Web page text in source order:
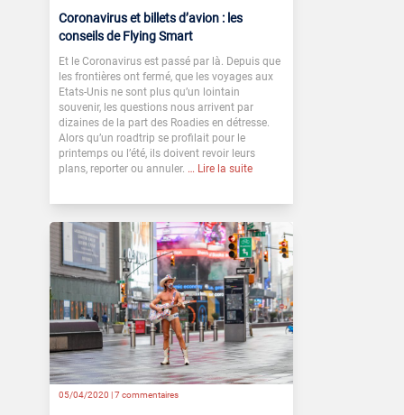
Coronavirus et billets d’avion : les
conseils de Flying Smart
Et le Coronavirus est passé par là. Depuis que
les frontières ont fermé, que les voyages aux
Etats-Unis ne sont plus qu’un lointain
souvenir, les questions nous arrivent par
dizaines de la part des Roadies en détresse.
Alors qu’un roadtrip se profilait pour le
printemps ou l’été, ils doivent revoir leurs
plans, reporter ou annuler. … Lire la suite
05/04/2020 |7 commentaires